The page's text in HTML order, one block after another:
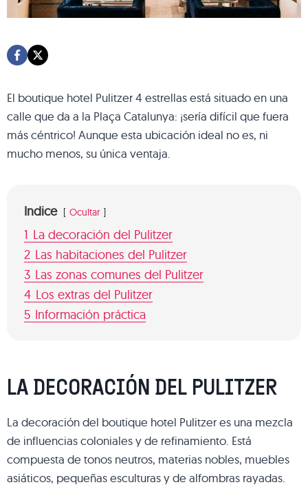
El boutique hotel Pulitzer 4 estrellas está situado en una
calle que da a la Plaça Catalunya: ¡sería difícil que fuera
más céntrico! Aunque esta ubicación ideal no es, ni
mucho menos, su única ventaja.
Indice Ocultar
1 La decoración del Pulitzer
2 Las habitaciones del Pulitzer
3 Las zonas comunes del Pulitzer
4 Los extras del Pulitzer
5 Información práctica
LA DECORACIÓN DEL PULITZER
La decoración del boutique hotel Pulitzer es una mezcla
de influencias coloniales y de refinamiento. Está
compuesta de tonos neutros, materias nobles, muebles
asiáticos, pequeñas esculturas y de alfombras rayadas.